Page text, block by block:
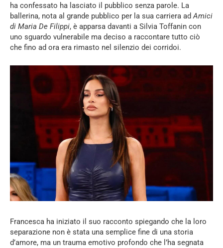
ha confessato ha lasciato il pubblico senza parole. La
ballerina, nota al grande pubblico per la sua carriera adAmici
di Maria De Filippi, è apparsa davanti a Silvia Toffanin con
uno sguardo vulnerabile ma deciso a raccontare tutto ciò
che fino ad ora era rimasto nel silenzio dei corridoi.
Francesca ha iniziato il suo racconto spiegando che la loro
separazione non è stata una semplice fine di una storia
d’amore, ma un trauma emotivo profondo che l’ha segnata